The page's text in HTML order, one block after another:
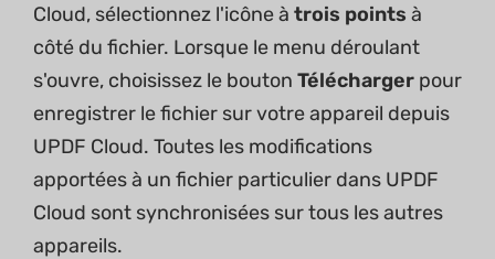
Cloud, sélectionnez l'icône à trois points à
côté du fichier. Lorsque le menu déroulant
s'ouvre, choisissez le bouton Télécharger pour
enregistrer le fichier sur votre appareil depuis
UPDF Cloud. Toutes les modifications
apportées à un fichier particulier dans UPDF
Cloud sont synchronisées sur tous les autres
appareils.